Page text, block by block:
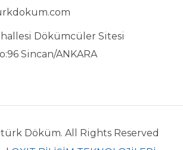
Dökümcüler Sitesi
Sincan/ANKARA
Döküm. All Rights Reserved